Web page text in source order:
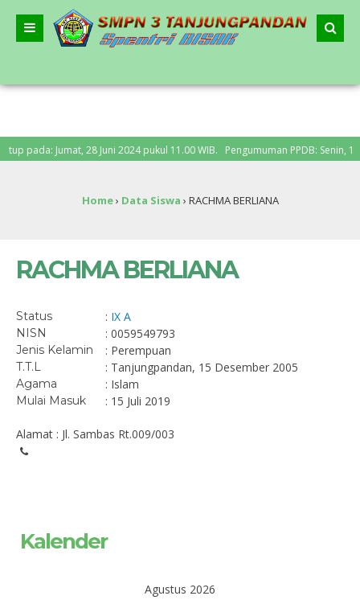
Jumat, 28 Juni 2024 pukul 11.00 WIB. Pengumuman PPDB: Senin, 1 Juli
Home› Data Siswa › RACHMA BERLIANA
RACHMA BERLIANA
Status : IX A
NISN : 0059549793
Jenis Kelamin : Perempuan
T.T.L : Tanjungpandan, 15 Desember 2005
Agama : Islam
Mulai Masuk : 15 Juli 2019
Alamat : Jl. Sambas Rt.009/003
Kalender
Agustus 2026